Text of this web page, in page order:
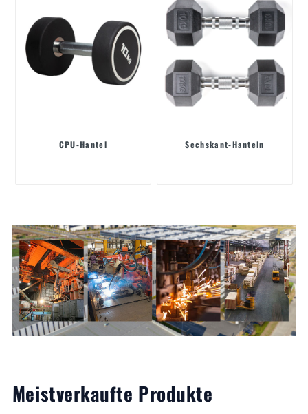
CPU-Hantel Sechskant-Hanteln
Meistverkaufte Produkte